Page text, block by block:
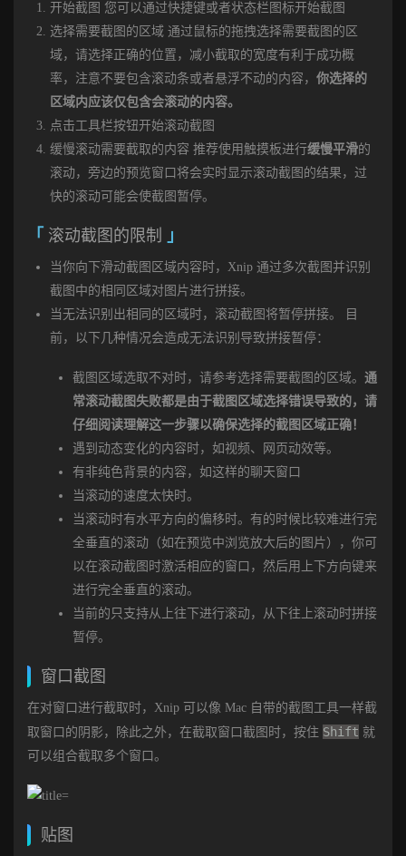
开始截图 您可以通过快捷键或者状态栏图标开始截图
选择需要截图的区域 通过鼠标的拖拽选择需要截图的区
域，请选择正确的位置，减小截取的宽度有利于成功概
率，注意不要包含滚动条或者悬浮不动的内容， 你选择的
区域内应该仅包含会滚动的内容。
点击工具栏按钮开始滚动截图
缓慢滚动需要截取的内容 推荐使用触摸板进行缓慢平滑的
滚动，旁边的预览窗口将会实时显示滚动截图的结果，过
快的滚动可能会使截图暂停。
滚动截图的限制
当你向下滑动截图区域内容时，Xnip 通过多次截图并识别
截图中的相同区域对图片进行拼接。
当无法识别出相同的区域时，滚动截图将暂停拼接。 目
前，以下几种情况会造成无法识别导致拼接暂停：
截图区域选取不对时，请参考选择需要截图的区域。 通
常滚动截图失败都是由于截图区域选择错误导致的，请
仔细阅读理解这一步骤以确保选择的截图区域正确！
遇到动态变化的内容时，如视频、网页动效等。
有非纯色背景的内容，如这样的聊天窗口
当滚动的速度太快时。
当滚动时有水平方向的偏移时。有的时候比较难进行完
全垂直的滚动（如在预览中浏览放大后的图片），你可
以在滚动截图时激活相应的窗口，然后用上下方向键来
进行完全垂直的滚动。
当前的只支持从上往下进行滚动，从下往上滚动时拼接
暂停。
窗口截图
在对窗口进行截取时，Xnip 可以像 Mac 自带的截图工具一样截
取窗口的阴影，除此之外，在截取窗口截图时，按住 Shift 就
可以组合截取多个窗口。
贴图